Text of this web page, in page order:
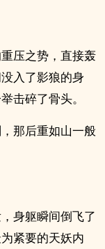
压之势，直接轰
入了影狼的身
击碎了骨头。
那后重如山一般
身躯瞬间倒飞了
紧要的天妖内